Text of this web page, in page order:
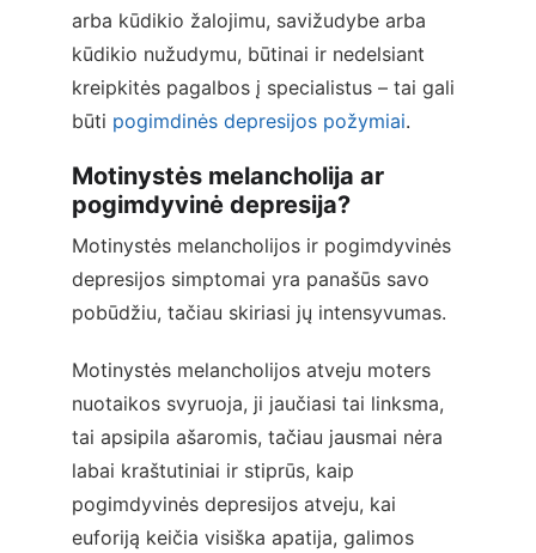
arba kūdikio žalojimu, savižudybe arba
kūdikio nužudymu, būtinai ir nedelsiant
kreipkitės pagalbos į specialistus – tai gali
būti pogimdinės depresijos požymiai.
Motinystės melancholija ar
pogimdyvinė depresija?
Motinystės melancholijos ir pogimdyvinės
depresijos simptomai yra panašūs savo
pobūdžiu, tačiau skiriasi jų intensyvumas.
Motinystės melancholijos atveju moters
nuotaikos svyruoja, ji jaučiasi tai linksma,
tai apsipila ašaromis, tačiau jausmai nėra
labai kraštutiniai ir stiprūs, kaip
pogimdyvinės depresijos atveju, kai
euforiją keičia visiška apatija, galimos